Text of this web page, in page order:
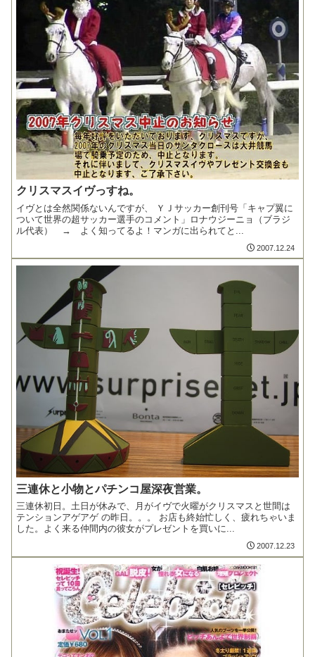
クリスマスイヴっすね。
イヴとは全然関係ないんですが、 ＹＪサッカー創刊号「キャプ翼に
ついて世界の超サッカー選手のコメント」ロナウジーニョ（ブラジ
ル代表） → よく知ってるよ！マンガに出られてと...
2007.12.24
三連休と小物とパチンコ屋深夜営業。
三連休初日。土日が休みで、月がイヴで火曜がクリスマスと世間は
テンションアゲアゲ の昨日。。。 お店も終始忙しく、疲れちゃいま
した。よく来る仲間内の彼女がプレゼントを買いに...
2007.12.23